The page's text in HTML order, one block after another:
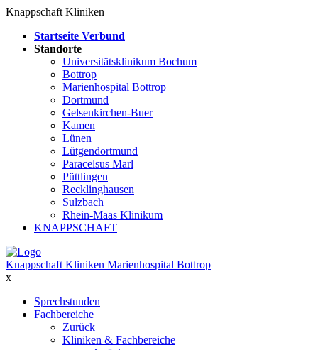
Knappschaft Kliniken
Startseite Verbund
Standorte
Universitätsklinikum Bochum
Bottrop
Marienhospital Bottrop
Dortmund
Gelsenkirchen-Buer
Kamen
Lünen
Lütgendortmund
Paracelsus Marl
Püttlingen
Recklinghausen
Sulzbach
Rhein-Maas Klinikum
KNAPPSCHAFT
Knappschaft Kliniken Marienhospital Bottrop
x
Sprechstunden
Fachbereiche
Zurück
Kliniken & Fachbereiche